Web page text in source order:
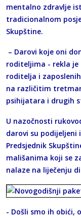
mentalno zdravlje
tradicionalnom
Skupštine.
– Darovi koje oni
roditeljima - rekla je
roditelja i
na različitim
psihijatara i drugih
U nazočnosti
darovi su podijeljeni
Predsjednik
mališanima koji se
nalaze na liječenju
- Došli smo ih obići,